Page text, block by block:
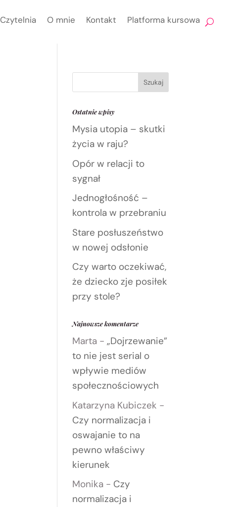
Czytelnia O mnie Kontakt Platforma kursowa
Ostatnie wpisy
Mysia utopia – skutki
życia w raju?
Opór w relacji to
sygnał
Jednogłośność –
kontrola w przebraniu
Stare posłuszeństwo
w nowej odsłonie
Czy warto oczekiwać,
że dziecko zje posiłek
przy stole?
Najnowsze komentarze
Marta -„Dojrzewanie”
to nie jest serial o
wpływie mediów
społecznościowych
Katarzyna Kubiczek -
Czy normalizacja i
oswajanie to na
pewno właściwy
kierunek
Monika - Czy
normalizacja i